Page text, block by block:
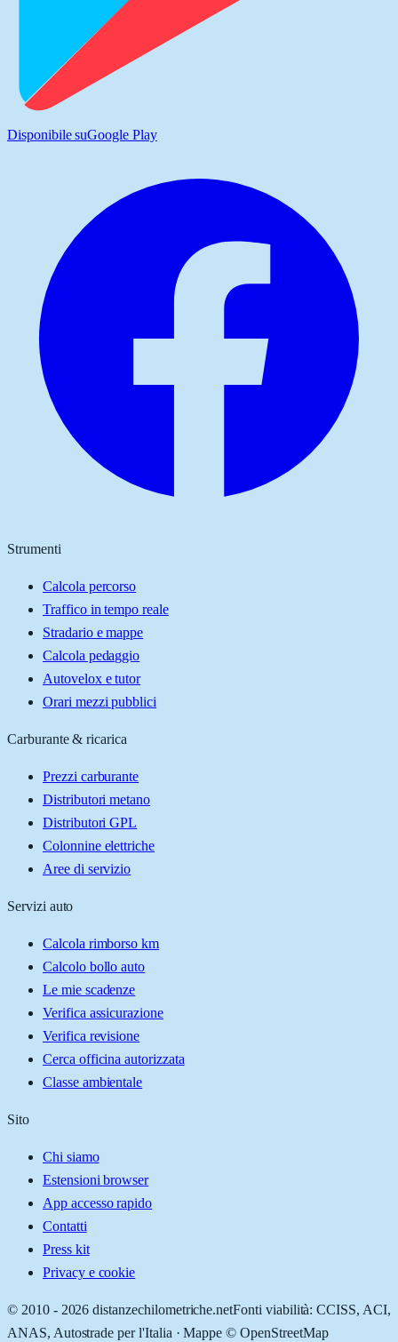
Disponibile suGoogle Play
Strumenti
Calcola percorso
Traffico in tempo reale
Stradario e mappe
Calcola pedaggio
Autovelox e tutor
Orari mezzi pubblici
Carburante & ricarica
Prezzi carburante
Distributori metano
Distributori GPL
Colonnine elettriche
Aree di servizio
Servizi auto
Calcola rimborso km
Calcolo bollo auto
Le mie scadenze
Verifica assicurazione
Verifica revisione
Cerca officina autorizzata
Classe ambientale
Sito
Chi siamo
Estensioni browser
App accesso rapido
Contatti
Press kit
Privacy e cookie
© 2010 - 2026 distanzechilometriche.netFonti viabilità: CCISS, ACI,
ANAS, Autostrade per l'Italia · Mappe © OpenStreetMap